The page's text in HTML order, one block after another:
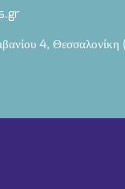
4, Θεσσαλονίκη